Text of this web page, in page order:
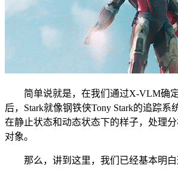
简单说就是，在我们通过X-VLM确定
后，Stark就像钢铁侠Tony Stark的追踪系
在静止状态和动态状态下的样子，处理
对象。
那么，讲到这里，我们已经基本明白